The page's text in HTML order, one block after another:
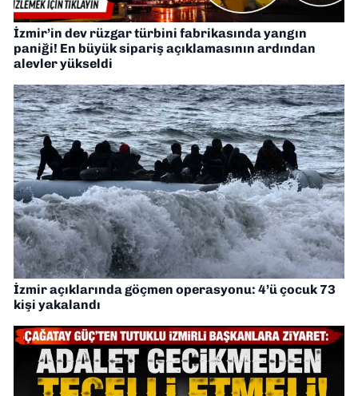
İzmir’in dev rüzgar türbini fabrikasında yangın
paniği! En büyük sipariş açıklamasının ardından
alevler yükseldi
İzmir açıklarında göçmen operasyonu: 4’ü çocuk 73
kişi yakalandı